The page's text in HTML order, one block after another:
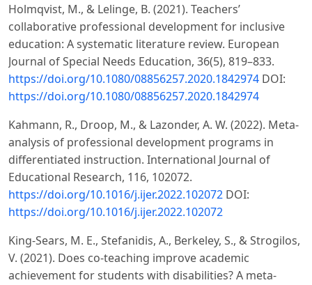
Holmqvist, M., & Lelinge, B. (2021). Teachers’
collaborative professional development for inclusive
education: A systematic literature review. European
Journal of Special Needs Education, 36(5), 819–833.
https://doi.org/10.1080/08856257.2020.1842974 DOI:
https://doi.org/10.1080/08856257.2020.1842974
Kahmann, R., Droop, M., & Lazonder, A. W. (2022). Meta-
analysis of professional development programs in
differentiated instruction. International Journal of
Educational Research, 116, 102072.
https://doi.org/10.1016/j.ijer.2022.102072 DOI:
https://doi.org/10.1016/j.ijer.2022.102072
King-Sears, M. E., Stefanidis, A., Berkeley, S., & Strogilos,
V. (2021). Does co-teaching improve academic
achievement for students with disabilities? A meta-